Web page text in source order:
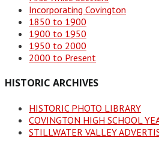
Incorporating Covington
1850 to 1900
1900 to 1950
1950 to 2000
2000 to Present
HISTORIC ARCHIVES
HISTORIC PHOTO LIBRARY
COVINGTON HIGH SCHOOL
STILLWATER VALLEY